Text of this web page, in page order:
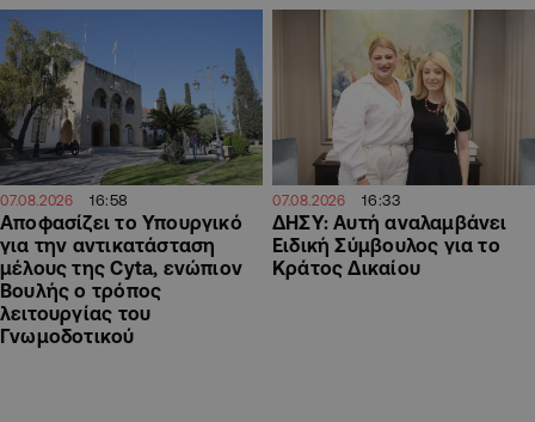
07.08.2026 16:58
Αποφασίζει το Υπουργικό
για την αντικατάσταση
μέλους της Cyta, ενώπιον
Βουλής ο τρόπος
λειτουργίας του
Γνωμοδοτικού
07.08.2026 16:33
ΔΗΣΥ: Αυτή αναλαμβάνει
Ειδική Σύμβουλος για το
Κράτος Δικαίου